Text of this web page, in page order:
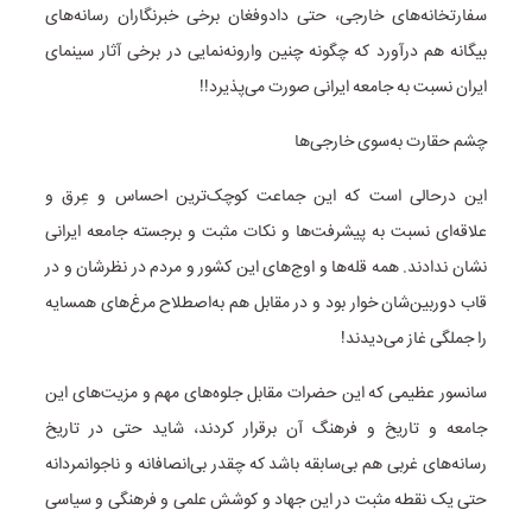
سفارتخانه‌های خارجی‌، حتی دادوفغان برخی خبرنگاران رسانه‌های
بیگانه هم درآورد که چگونه چنین وارونه‌نمایی در برخی آثار سینمای
ایران نسبت به جامعه ایرانی صورت می‌پذیرد!!
چشم حقارت به‌سوی خارجی‌ها
این درحالی است که این جماعت کوچک‌ترین احساس و عِرق و
علاقه‌ای نسبت به پیشرفت‌ها و نکات مثبت و برجسته جامعه ایرانی
نشان ندادند. همه قله‌ها و اوج‌های این کشور و مردم در نظرشان و در
قاب دوربین‌شان خوار بود و در مقابل هم به‌اصطلاح مرغ‌های همسایه
را جملگی غاز می‌دیدند!
سانسور عظیمی که این حضرات مقابل جلوه‌های مهم و مزیت‌های این
جامعه و تاریخ و فرهنگ آن برقرار کردند، شاید حتی در تاریخ
رسانه‌های غربی هم بی‌سابقه باشد که چقدر بی‌انصافانه و ناجوانمردانه
حتی یک نقطه مثبت در این جهاد و کوشش علمی و فرهنگی و سیاسی